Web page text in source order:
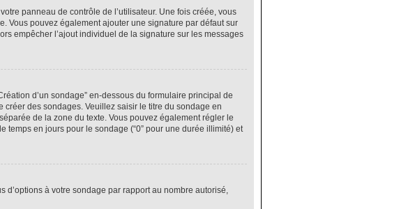
panneau de contrôle de l’utilisateur. Une fois créée, vous
Vous pouvez également ajouter une signature par défaut sur
empêcher l’ajout individuel de la signature sur les messages
d’un sondage” en-dessous du formulaire principal de
créer des sondages. Veuillez saisir le titre du sondage en
de la zone du texte. Vous pouvez également régler le
temps en jours pour le sondage (“0” pour une durée illimité) et
d’options à votre sondage par rapport au nombre autorisé,